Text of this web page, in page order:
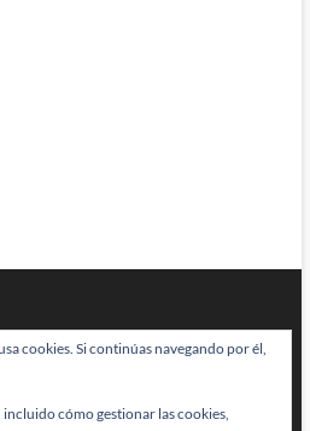
por:Theme Freesia|WordPress| © Todos
cookies. Si continúas navegando por él,
cómo gestionar las cookies,